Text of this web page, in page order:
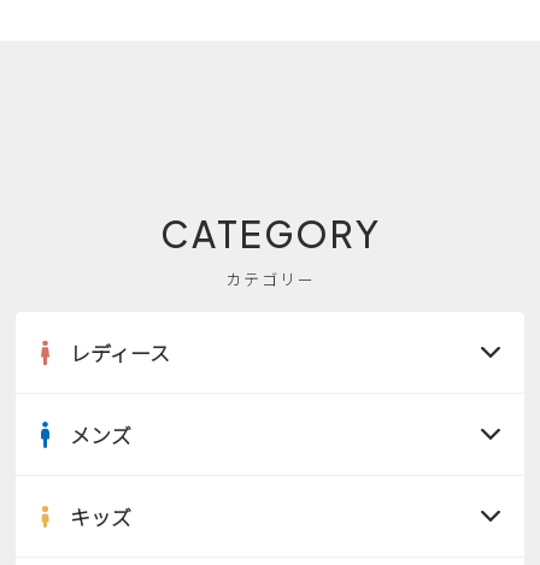
CATEGORY
カテゴリー
レディース
サンダル
メンズ
キッズ